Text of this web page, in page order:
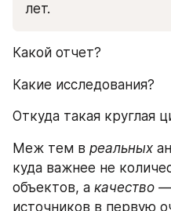
лет.
Какой отчет?
Какие исследования?
Откуда такая круглая
Меж тем в реальных
куда важнее не
объектов, а качество
источников в первую